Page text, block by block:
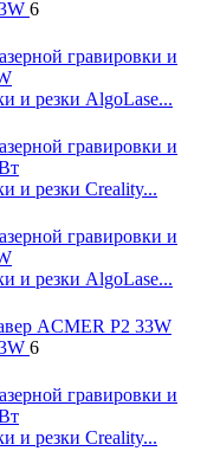
6
и резки AlgoLase...
и резки Creality...
и резки AlgoLase...
6
и резки Creality...